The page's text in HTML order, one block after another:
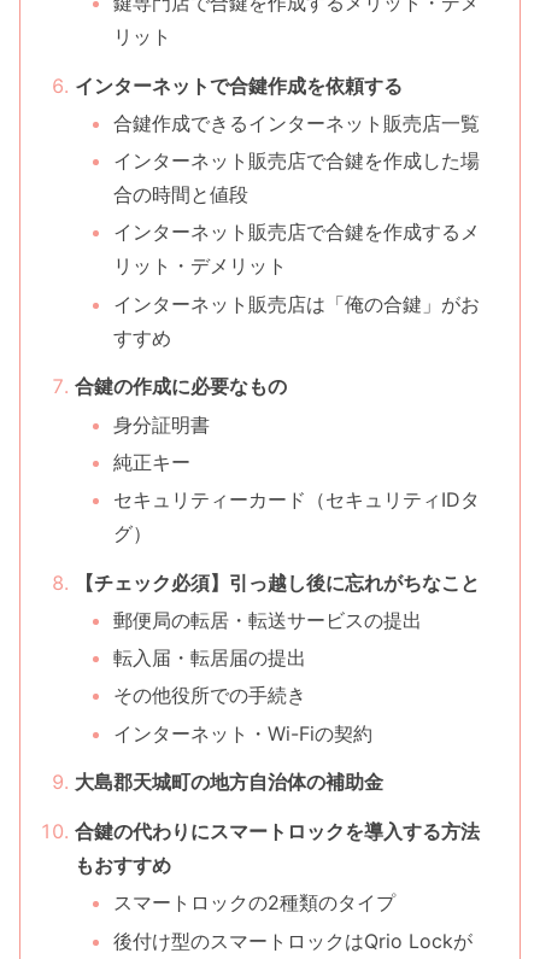
リット
インターネットで合鍵作成を依頼する
合鍵作成できるインターネット販売店一覧
インターネット販売店で合鍵を作成した場
合の時間と値段
インターネット販売店で合鍵を作成するメ
リット・デメリット
インターネット販売店は「俺の合鍵」がお
すすめ
合鍵の作成に必要なもの
身分証明書
純正キー
セキュリティーカード（セキュリティIDタ
グ）
【チェック必須】引っ越し後に忘れがちなこと
郵便局の転居・転送サービスの提出
転入届・転居届の提出
その他役所での手続き
インターネット・Wi-Fiの契約
大島郡天城町の地方自治体の補助金
合鍵の代わりにスマートロックを導入する方法
もおすすめ
スマートロックの2種類のタイプ
後付け型のスマートロックはQrio Lockが